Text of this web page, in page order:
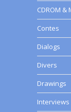
CDROM &
Contes
Dialogs
Divers
Drawings
Interviews